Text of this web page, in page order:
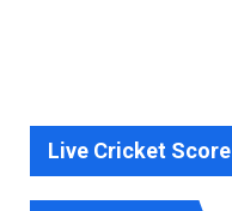
Live Cricket Score